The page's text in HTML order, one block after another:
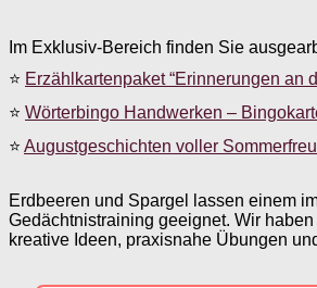
Im Exklusiv-Bereich finden Sie
⭐ Erzählkartenpaket “Erinnerungen an
⭐ Wörterbingo Handwerken –
⭐ Augustgeschichten voller
Erdbeeren und Spargel lassen einem
Gedächtnistraining geeignet. Wir
kreative Ideen, praxisnahe Übungen